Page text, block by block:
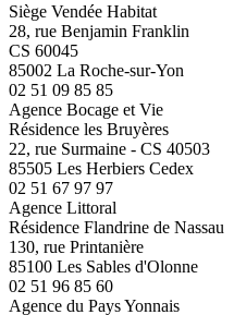
Siège Vendée Habitat
28, rue Benjamin Franklin
CS 60045
85002 La Roche-sur-Yon
02 51 09 85 85
Agence Bocage et Vie
Résidence les Bruyères
22, rue Surmaine - CS 40503
85505 Les Herbiers Cedex
02 51 67 97 97
Agence Littoral
Résidence Flandrine de Nassau
130, rue Printanière
85100 Les Sables d'Olonne
02 51 96 85 60
Agence du Pays Yonnais